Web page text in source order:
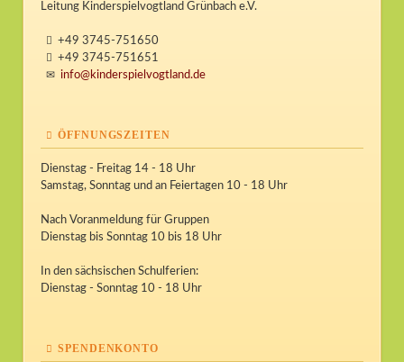
Leitung Kinderspielvogtland Grünbach e.V.
+49 3745-751650
+49 3745-751651
info@kinderspielvogtland.de
ÖFFNUNGSZEITEN
Dienstag - Freitag 14 - 18 Uhr
Samstag, Sonntag und an Feiertagen 10 - 18 Uhr
Nach Voranmeldung für Gruppen
Dienstag bis Sonntag 10 bis 18 Uhr
In den sächsischen Schulferien:
Dienstag - Sonntag 10 - 18 Uhr
SPENDENKONTO